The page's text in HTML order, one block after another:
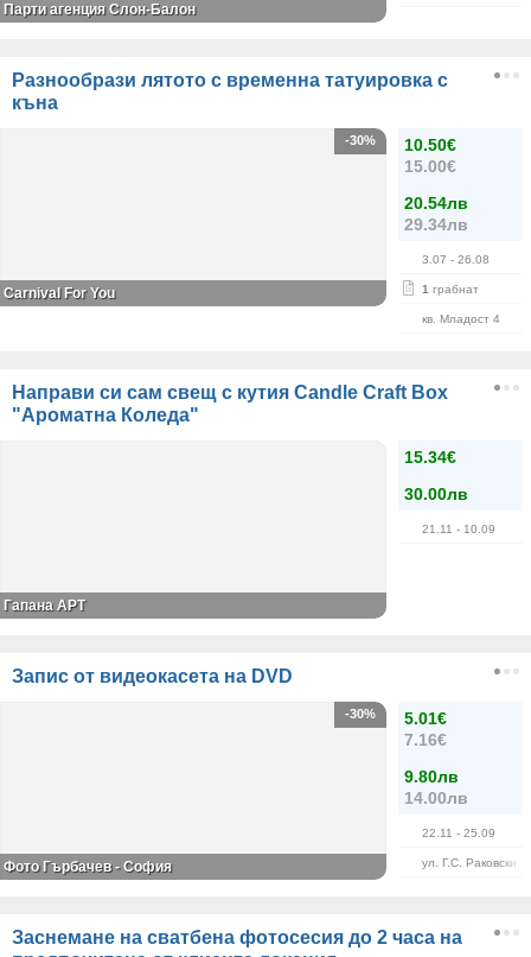
Парти агенция Слон-Балон
Разнообрази лятото с временна татуировка с
къна
10.50€
15.00€
20.54лв
29.34лв
3.07 - 26.08
1 грабнат
кв. Младост 4
-30%
Carnival For You
Направи си сам свещ с кутия Candle Craft Box
"Ароматна Коледа"
15.34€
30.00лв
21.11 - 10.09
Гапана АРТ
Запис от видеокасета на DVD
5.01€
7.16€
9.80лв
14.00лв
22.11 - 25.09
ул. Г.С. Раковски
-30%
Фото Гърбачев - София
Заснемане на сватбена фотосесия до 2 часа на